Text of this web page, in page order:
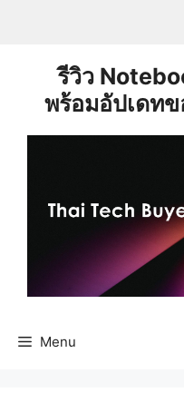
รีวิว
พร้อมอัปเดท
Menu